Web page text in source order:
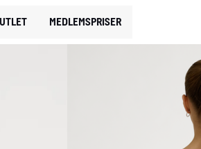
MEDLEMSPRISER